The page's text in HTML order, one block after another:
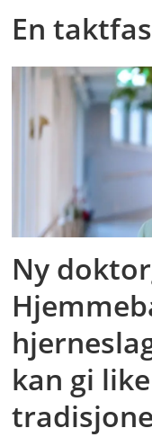
En
Ny
kan gi